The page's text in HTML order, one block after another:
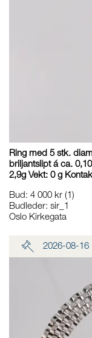
Ring med 5 stk.
briljantslipt á ca.
2,9g Vekt: 0 g
Bud: 4 000 kr (1)
Budleder: sir_1
Oslo Kirkegata
2026-08-16